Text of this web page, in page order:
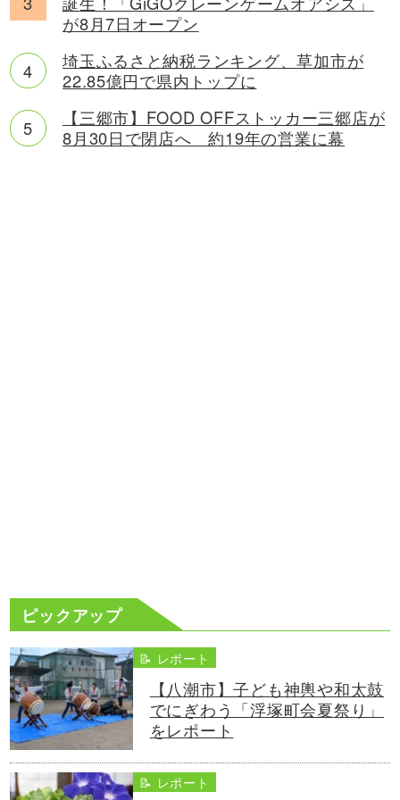
が8月7日オープン
埼玉ふるさと納税ランキング、草加市が
22.85億円で県内トップに
【三郷市】FOOD OFFストッカー三郷店が
8月30日で閉店へ 約19年の営業に幕
ピックアップ
📝 レポート
【八潮市】子ども神輿や和太鼓
でにぎわう「浮塚町会夏祭り」
をレポート
📝 レポート